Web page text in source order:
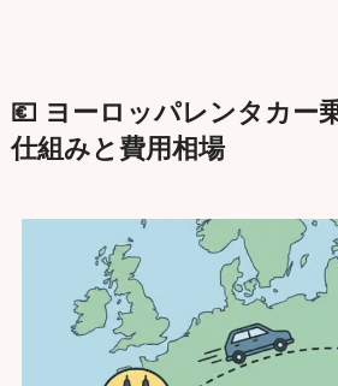
💶 ヨーロッパレンタカー
仕組みと費用相場